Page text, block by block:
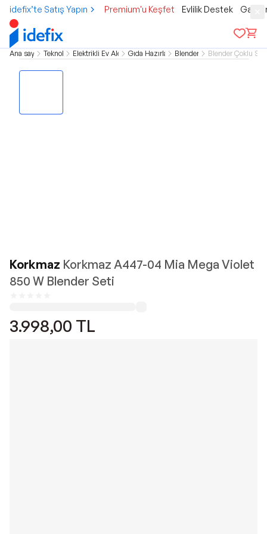
idefix’te Satış Yapın Premium'u Keşfet Evlilik Destek
Ana sayfa Teknoloji Elektrikli Ev AletleriGıda HazırlamaBlenderlar Blender Çoklu
Korkmaz Korkmaz A447-04 Mia Mega Violet
850 W Blender Seti
3.998,00 TL